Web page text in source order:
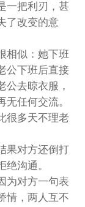
一把利刃，甚
了改变的意
相似：她下班
公下班后直接
公去晾衣服，
任何交流。
很多天不理老
果对方还倒打
沟通。
为对方一句表
情，两人互不